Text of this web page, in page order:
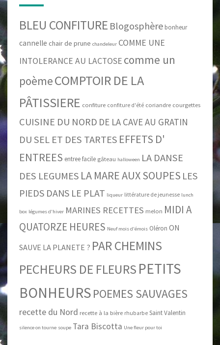
BLEU CONFITURE Blogosphère bonheur
cannelle chair de prune chandeleur COMME UNE
INTOLERANCE AU LACTOSE comme un
poèmeCOMPTOIR DE LA
PÂTISSIERE confiture confiture d'été coriandre courgettes
CUISINE DU NORD DE LA CAVE AU GRATIN
DU SEL ET DES TARTES EFFETS D'
ENTREES entree facile gâteau halloween LA DANSE
DES LEGUMES LA MARE AUX SOUPES LES
PIEDS DANS LE PLAT liqueur littérature de jeunesse lunch
box légumes d'hiver MARINES RECETTES melon MIDI A
QUATORZE HEURES Neuf mois d'émois Oléron ON
SAUVE LA PLANETE ? PAR CHEMINS
PECHEURS DE FLEURS PETITS
BONHEURS POEMES SAUVAGES
recette du Nord recette à la bière rhubarbe Saint Valentin
silence on tourne soupe Tara Biscotta Une fleur pour toi